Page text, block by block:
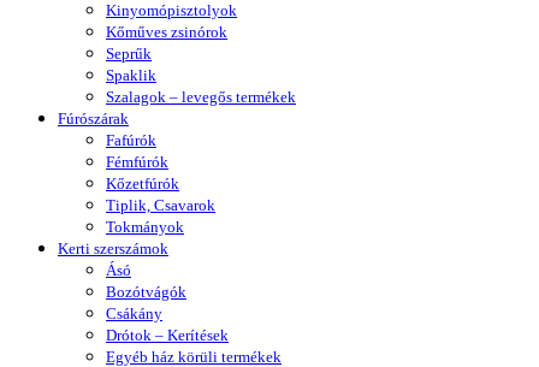
Kinyomópisztolyok
Kőműves zsinórok
Seprűk
Spaklik
Szalagok – levegős termékek
Fúrószárak
Fafúrók
Fémfúrók
Kőzetfúrók
Tiplik, Csavarok
Tokmányok
Kerti szerszámok
Ásó
Bozótvágók
Csákány
Drótok – Kerítések
Egyéb ház körüli termékek